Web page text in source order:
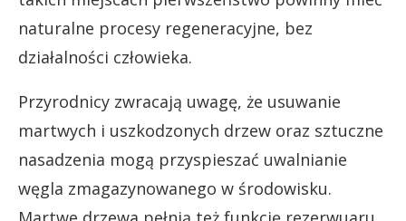
naturalne procesy regeneracyjne, bez
działalności człowieka.
Przyrodnicy zwracają uwagę, że usuwanie
martwych i uszkodzonych drzew oraz sztuczne
nasadzenia mogą przyspieszać uwalnianie
węgla zmagazynowanego w środowisku.